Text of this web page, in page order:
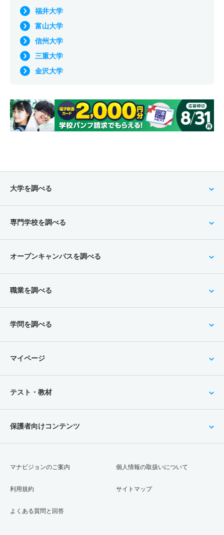
福井大学
富山大学
信州大学
三重大学
金沢大学
大学を調べる
専門学校を調べる
オープンキャンパスを調べる
職業を調べる
学問を調べる
マイページ
テスト・教材
保護者向けコンテンツ
マナビジョンのご案内
利用規約
よくある質問と回答
個人情報の取扱いについて
サイトマップ